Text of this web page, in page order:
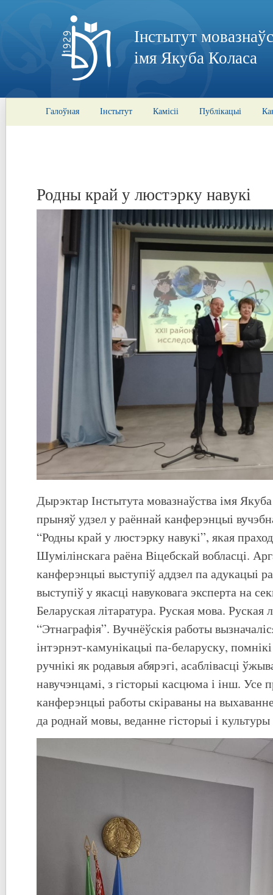
Інстытут
імя Якуба Коласа
Галоўная Інстытут Камісіі Публікацыі
Родны край у люстэрку навукі
Дырэктар Інстытута мовазнаўства імя
прыняў удзел у раённай канферэнцыі
“Родны край у люстэрку навукі”, якая
Шумілінскага раёна Віцебскай вобласці.
канферэнцыі выступіў аддзел па адукацыі
выступіў у якасці навуковага эксперта на
Беларуская літаратура. Руская мова. Руская
“Этнаграфія”. Вучнёўскія работы
інтэрнэт-камунікацыі па-беларуску,
ручнікі як родавыя абярэгі, асаблівасці
навучэнцамі, з гісторыі касцюма і інш. Усе
канферэнцыі работы скіраваны на
да роднай мовы, веданне гісторыі і